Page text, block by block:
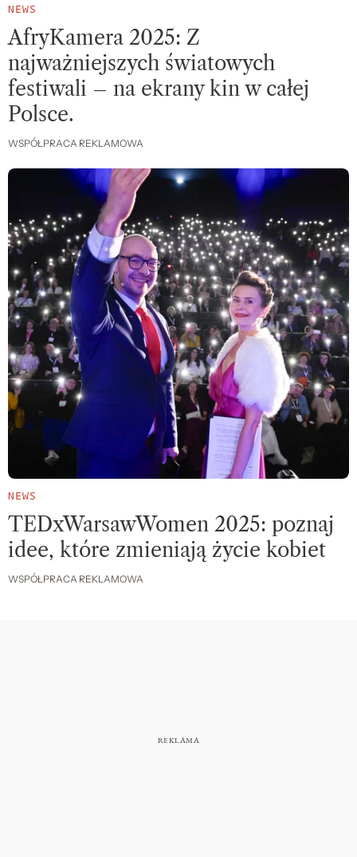
NEWS
AfryKamera 2025: Z
najważniejszych światowych
festiwali – na ekrany kin w całej
Polsce.
WSPÓŁPRACA REKLAMOWA
NEWS
TEDxWarsawWomen 2025: poznaj
idee, które zmieniają życie kobiet
WSPÓŁPRACA REKLAMOWA